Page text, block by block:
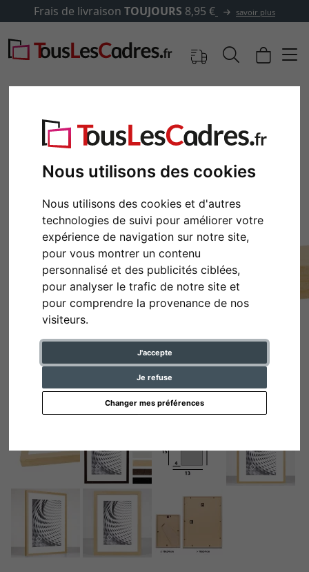
Nous utilisons des cookies
Nous utilisons des cookies et d'autres
technologies de suivi pour améliorer votre
expérience de navigation sur notre site,
pour vous montrer un contenu
personnalisé et des publicités ciblées,
pour analyser le trafic de notre site et
pour comprendre la provenance de nos
visiteurs.
J'accepte
Je refuse
Changer mes préférences
Frais de livraison TOUJOURS 8,95 € savoir plus
Retour